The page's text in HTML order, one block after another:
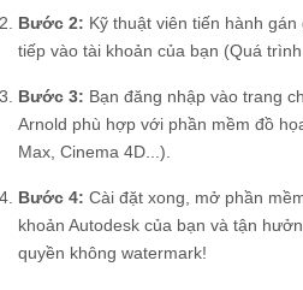
Bước 2: Kỹ thuật viên tiến hành
tiếp vào tài khoản của bạn (Quá trình
Bước 3: Bạn đăng nhập vào trang
Arnold phù hợp với phần mềm đồ
Max, Cinema 4D...).
Bước 4: Cài đặt xong, mở phần
khoản Autodesk của bạn và tận
quyền không watermark!